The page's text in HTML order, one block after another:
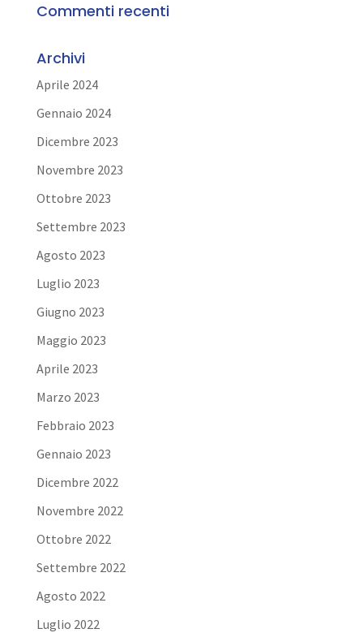
Commenti recenti
Archivi
Aprile 2024
Gennaio 2024
Dicembre 2023
Novembre 2023
Ottobre 2023
Settembre 2023
Agosto 2023
Luglio 2023
Giugno 2023
Maggio 2023
Aprile 2023
Marzo 2023
Febbraio 2023
Gennaio 2023
Dicembre 2022
Novembre 2022
Ottobre 2022
Settembre 2022
Agosto 2022
Luglio 2022